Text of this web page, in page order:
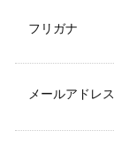
フリガナ
メールアドレス